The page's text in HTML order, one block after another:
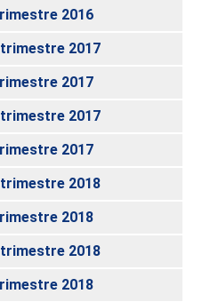
2016
2017
2017
2017
2017
2018
2018
2018
2018